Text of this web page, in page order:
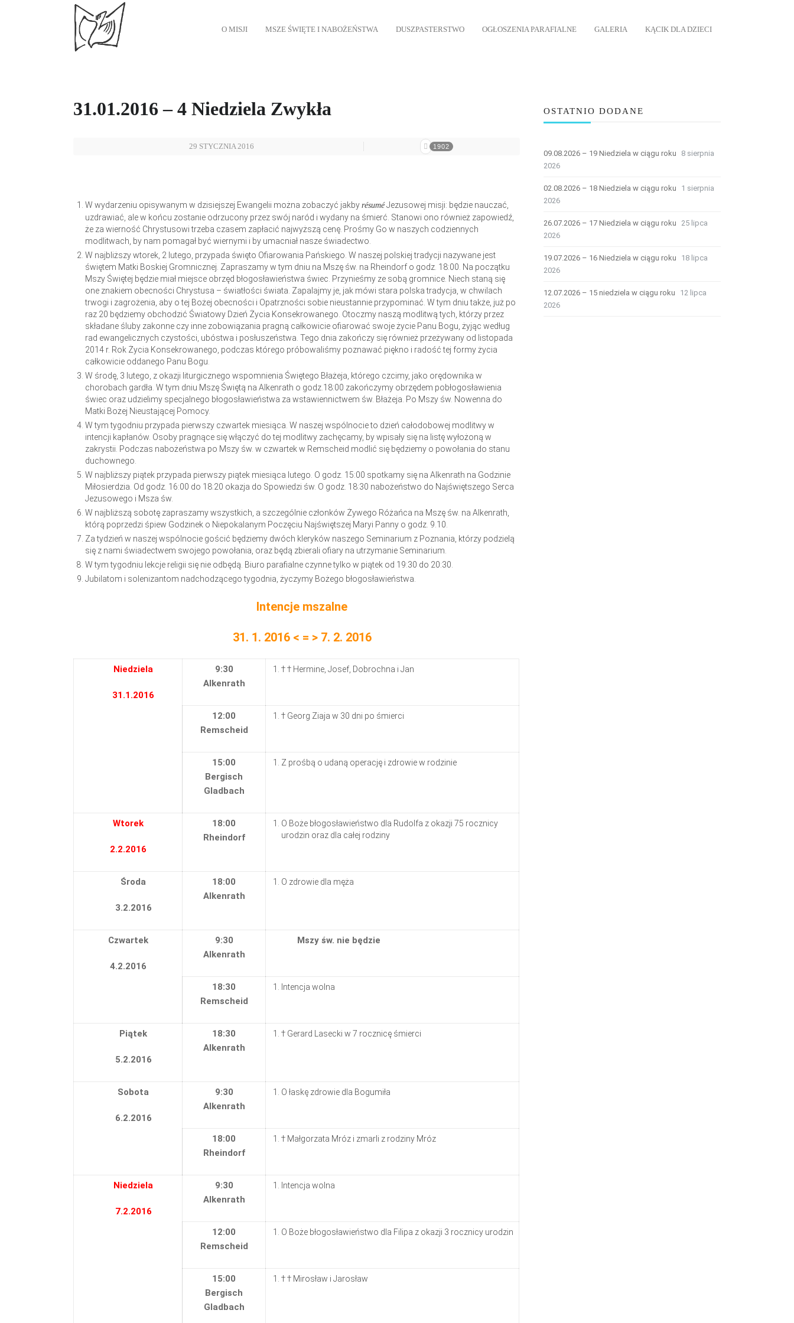
O MISJI MSZE ŚWIĘTE I NABOŻEŃSTWA DUSZPASTERSTWO OGŁOSZENIA PARAFIALNE GALERIA KĄCIK DLA DZIECI
31.01.2016 – 4 Niedziela Zwykła
29 STYCZNIA 2016 1902
W wydarzeniu opisywanym w dzisiejszej Ewangelii można zobaczyć jakby résuméJezusowej misji: będzie nauczać,
uzdrawiać, ale w końcu zostanie odrzucony przez swój naród i wydany na śmierć. Stanowi ono również zapowiedź,
że za wierność Chrystusowi trzeba czasem zapłacić najwyższą cenę. Prośmy Go w naszych codziennych
modlitwach, by nam pomagał być wiernymi i by umacniał nasze świadectwo.
W najbliższy wtorek, 2 lutego, przypada święto Ofiarowania Pańskiego. W naszej polskiej tradycji nazywane jest
świętem Matki Boskiej Gromnicznej. Zapraszamy w tym dniu na Mszę św. na Rheindorf o godz. 18:00. Na początku
Mszy Świętej będzie miał miejsce obrzęd błogosławieństwa świec. Przynieśmy ze sobą gromnice. Niech staną się
one znakiem obecności Chrystusa – światłości świata. Zapalajmy je, jak mówi stara polska tradycja, w chwilach
trwogi i zagrożenia, aby o tej Bożej obecności i Opatrzności sobie nieustannie przypominać. W tym dniu także, już po
raz 20 będziemy obchodzić Światowy Dzień Życia Konsekrowanego. Otoczmy naszą modlitwą tych, którzy przez
składane śluby zakonne czy inne zobowiązania pragną całkowicie ofiarować swoje życie Panu Bogu, żyjąc według
rad ewangelicznych czystości, ubóstwa i posłuszeństwa. Tego dnia zakończy się również przeżywany od listopada
2014 r. Rok Życia Konsekrowanego, podczas którego próbowaliśmy poznawać piękno i radość tej formy życia
całkowicie oddanego Panu Bogu.
W środę, 3 lutego, z okazji liturgicznego wspomnienia Świętego Błażeja, którego czcimy, jako orędownika w
chorobach gardła. W tym dniu Mszę Świętą na Alkenrath o godz.18:00 zakończymy obrzędem pobłogosławienia
świec oraz udzielimy specjalnego błogosławieństwa za wstawiennictwem św. Błażeja. Po Mszy św. Nowenna do
Matki Bożej Nieustającej Pomocy.
W tym tygodniu przypada pierwszy czwartek miesiąca. W naszej wspólnocie to dzień całodobowej modlitwy w
intencji kapłanów. Osoby pragnące się włączyć do tej modlitwy zachęcamy, by wpisały się na listę wyłożoną w
zakrystii. Podczas nabożeństwa po Mszy św. w czwartek w Remscheid modlić się będziemy o powołania do stanu
duchownego.
W najbliższy piątek przypada pierwszy piątek miesiąca lutego. O godz. 15:00 spotkamy się na Alkenrath na Godzinie
Miłosierdzia. Od godz. 16:00 do 18:20 okazja do Spowiedzi św. O godz. 18:30 nabożeństwo do Najświętszego Serca
Jezusowego i Msza św.
W najbliższą sobotę zapraszamy wszystkich, a szczególnie członków Żywego Różańca na Mszę św. na Alkenrath,
którą poprzedzi śpiew Godzinek o Niepokalanym Poczęciu Najświętszej Maryi Panny o godz. 9.10.
Za tydzień w naszej wspólnocie gościć będziemy dwóch kleryków naszego Seminarium z Poznania, którzy podzielą
się z nami świadectwem swojego powołania, oraz będą zbierali ofiary na utrzymanie Seminarium.
W tym tygodniu lekcje religii się nie odbędą. Biuro parafialne czynne tylko w piątek od 19:30 do 20:30.
Jubilatom i solenizantom nadchodzącego tygodnia, życzymy Bożego błogosławieństwa.
Intencje mszalne
31. 1. 2016 < = > 7. 2. 2016
Niedziela
31.1.2016
9:30
Alkenrath
† † Hermine, Josef, Dobrochna i Jan
12:00
Remscheid
† Georg Ziaja w 30 dni po śmierci
15:00
Bergisch
Gladbach
Z prośbą o udaną operację i zdrowie w rodzinie
Wtorek
2.2.2016
18:00
Rheindorf
O Boże błogosławieństwo dla Rudolfa z okazji 75 rocznicy
urodzin oraz dla całej rodziny
Środa
3.2.2016
18:00
Alkenrath
O zdrowie dla męża
Czwartek
4.2.2016
9:30
Alkenrath
Mszy św. nie będzie
18:30
Remscheid
Intencja wolna
Piątek
5.2.2016
18:30
Alkenrath
† Gerard Lasecki w 7 rocznicę śmierci
Sobota
6.2.2016
9:30
Alkenrath
O łaskę zdrowie dla Bogumiła
18:00
Rheindorf
† Małgorzata Mróz i zmarli z rodziny Mróz
Niedziela
7.2.2016
9:30
Alkenrath
Intencja wolna
12:00
Remscheid
O Boże błogosławieństwo dla Filipa z okazji 3 rocznicy urodzin
15:00
Bergisch
Gladbach
† † Mirosław i Jarosław
OSTATNIO DODANE
09.08.2026 – 19 Niedziela w ciągu roku
8 sierpnia
2026
02.08.2026 – 18 Niedziela w ciągu roku
1 sierpnia
2026
26.07.2026 – 17 Niedziela w ciągu roku
25 lipca
2026
19.07.2026 – 16 Niedziela w ciągu roku
18 lipca
2026
12.07.2026 – 15 niedziela w ciągu roku
12 lipca
2026